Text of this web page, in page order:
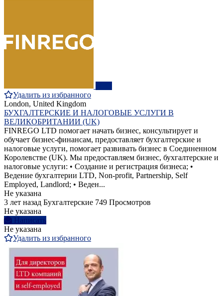
Удалить из избранного
London, United Kingdom
БУХГАЛТЕРСКИЕ И НАЛОГОВЫЕ УСЛУГИ В
ВЕЛИКОБРИТАНИИ (UK)
FINREGO LTD помогает начать бизнес, консультирует и
обучает бизнес-финансам, предоставляет бухгалтерские и
налоговые услуги, помогает развивать бизнес в Соединенном
Королевстве (UK). Мы предоставляем бизнес, бухгалтерские и
налоговые услуги: • Создание и регистрация бизнеса; •
Ведение бухгалтерии LTD, Non-profit, Partnership, Self
Employed, Landlord; • Веден...
Не указана
3 лет назад Бухгалтерские 749 Просмотров
Не указана
Написать
Не указана
Удалить из избранного